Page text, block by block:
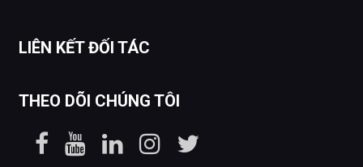
LIÊN KẾT ĐỐI TÁC
THEO DÕI CHÚNG TÔI